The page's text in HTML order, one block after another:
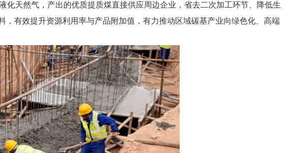
天然气，产出的优质提质煤直接供应周边企业，省去二次加工环节、降低生
有效提升资源利用率与产品附加值，有力推动区域碳基产业向绿色化、高端